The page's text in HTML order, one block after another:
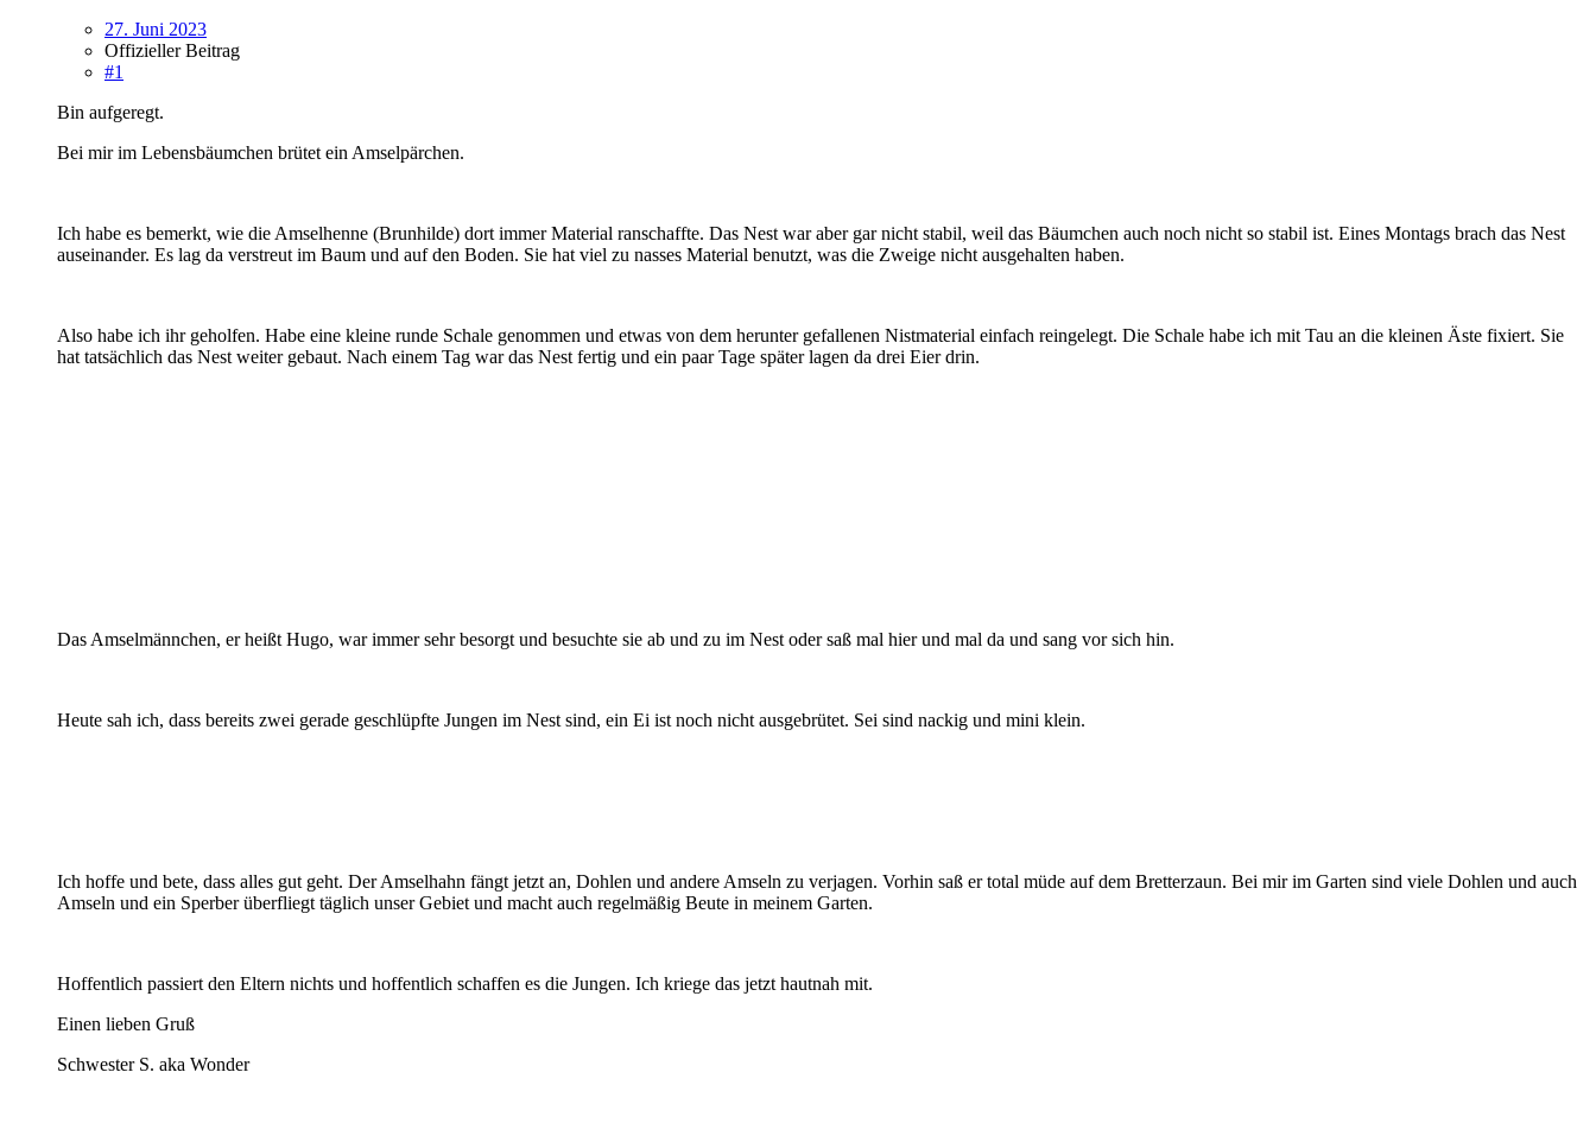
27. Juni 2023
Offizieller Beitrag
#1
Bin aufgeregt.
Bei mir im Lebensbäumchen brütet ein Amselpärchen.
Ich habe es bemerkt, wie die Amselhenne (Brunhilde) dort immer Material ranschaffte. Das Nest war aber gar nicht stabil, weil das Bäumchen auch noch nicht so stabil ist. Eines Montags brach das Nest
auseinander. Es lag da verstreut im Baum und auf den Boden. Sie hat viel zu nasses Material benutzt, was die Zweige nicht ausgehalten haben.
Also habe ich ihr geholfen. Habe eine kleine runde Schale genommen und etwas von dem herunter gefallenen Nistmaterial einfach reingelegt. Die Schale habe ich mit Tau an die kleinen Äste fixiert. Sie
hat tatsächlich das Nest weiter gebaut. Nach einem Tag war das Nest fertig und ein paar Tage später lagen da drei Eier drin.
Das Amselmännchen, er heißt Hugo, war immer sehr besorgt und besuchte sie ab und zu im Nest oder saß mal hier und mal da und sang vor sich hin.
Heute sah ich, dass bereits zwei gerade geschlüpfte Jungen im Nest sind, ein Ei ist noch nicht ausgebrütet. Sei sind nackig und mini klein.
Ich hoffe und bete, dass alles gut geht. Der Amselhahn fängt jetzt an, Dohlen und andere Amseln zu verjagen. Vorhin saß er total müde auf dem Bretterzaun. Bei mir im Garten sind viele Dohlen und auch
Amseln und ein Sperber überfliegt täglich unser Gebiet und macht auch regelmäßig Beute in meinem Garten.
Hoffentlich passiert den Eltern nichts und hoffentlich schaffen es die Jungen. Ich kriege das jetzt hautnah mit.
Einen lieben Gruß
Schwester S. aka Wonder